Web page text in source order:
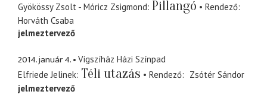
Gyökössy Zsolt - Móricz Zsigmond Pillangó
Rendező
Horváth Csaba
jelmeztervező
2014. január 4.
Vígszíház Házi Színpad
Elfriede Jelinek Téli utazás Rendező
Zsótér Sándor
jelmeztervező